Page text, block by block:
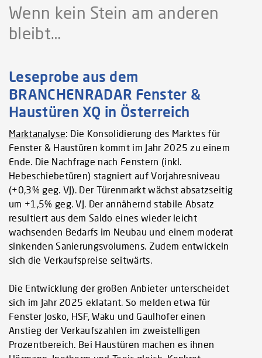
Wenn kein Stein am anderen
bleibt…
Leseprobe aus dem
BRANCHENRADAR Fenster &
Haustüren XQ in Österreich
Marktanalyse: Die Konsolidierung des Marktes für
Fenster & Haustüren kommt im Jahr 2025 zu einem
Ende. Die Nachfrage nach Fenstern (inkl.
Hebeschiebetüren) stagniert auf Vorjahresniveau
(+0,3% geg. VJ). Der Türenmarkt wächst absatzseitig
um +1,5% geg. VJ. Der annähernd stabile Absatz
resultiert aus dem Saldo eines wieder leicht
wachsenden Bedarfs im Neubau und einem moderat
sinkenden Sanierungsvolumens. Zudem entwickeln
sich die Verkaufspreise seitwärts.
Die Entwicklung der großen Anbieter unterscheidet
sich im Jahr 2025 eklatant. So melden etwa für
Fenster Josko, HSF, Waku und Gaulhofer einen
Anstieg der Verkaufszahlen im zweistelligen
Prozentbereich. Bei Haustüren machen es ihnen